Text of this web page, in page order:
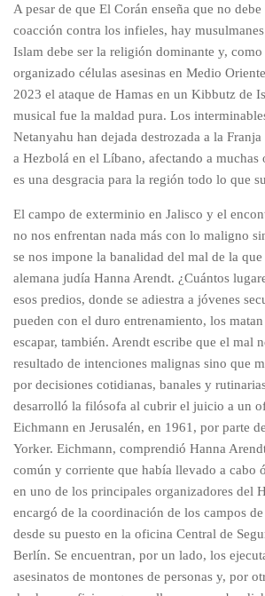
A pesar de que El Corán enseña que no
coacción contra los infieles, hay
Islam debe ser la religión dominante y, como
organizado células asesinas en Medio
2023 el ataque de Hamas en un Kibbutz de
musical fue la maldad pura. Los
Netanyahu han dejada destrozada a la Franja
a Hezbolá en el Líbano, afectando a muchas
es una desgracia para la región todo lo que
El campo de exterminio en Jalisco y el
no nos enfrentan nada más con lo maligno
se nos impone la banalidad del mal de la
alemana judía Hanna Arendt. ¿Cuántos
esos predios, donde se adiestra a jóvenes
pueden con el duro entrenamiento, los
escapar, también. Arendt escribe que el mal
resultado de intenciones malignas sino que
por decisiones cotidianas, banales y
desarrolló la filósofa al cubrir el juicio a un
Eichmann en Jerusalén, en 1961, por parte
Yorker. Eichmann, comprendió Hanna
común y corriente que había llevado a cabo
en uno de los principales organizadores del
encargó de la coordinación de los campos
desde su puesto en la oficina Central de
Berlín. Se encuentran, por un lado, los
asesinatos de montones de personas y, por